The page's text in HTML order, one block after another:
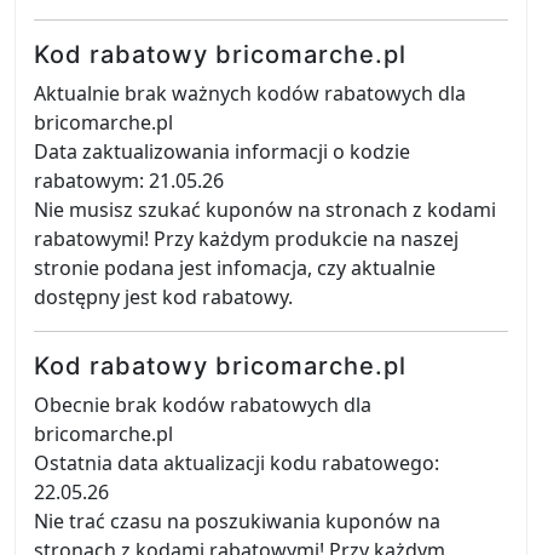
Kod rabatowy bricomarche.pl
Aktualnie brak ważnych kodów rabatowych dla
bricomarche.pl
Data zaktualizowania informacji o kodzie
rabatowym: 21.05.26
Nie musisz szukać kuponów na stronach z kodami
rabatowymi! Przy każdym produkcie na naszej
stronie podana jest infomacja, czy aktualnie
dostępny jest kod rabatowy.
Kod rabatowy bricomarche.pl
Obecnie brak kodów rabatowych dla
bricomarche.pl
Ostatnia data aktualizacji kodu rabatowego:
22.05.26
Nie trać czasu na poszukiwania kuponów na